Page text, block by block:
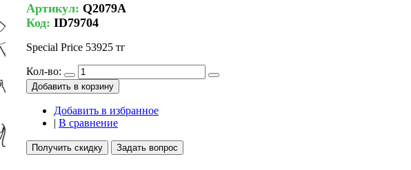
Артикул: Q2079A
Код: ID79704
Special Price 53925 тг
Кол-во:
Добавить в корзину
Добавить в избранное
| В сравнение
Получить скидку Задать вопрос